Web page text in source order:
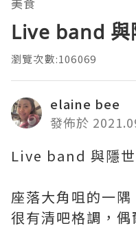
Live band 與
瀏覽次數:106069
elaine bee
發佈於
Live band 與隱
座落大角咀的一
很有清吧格調，